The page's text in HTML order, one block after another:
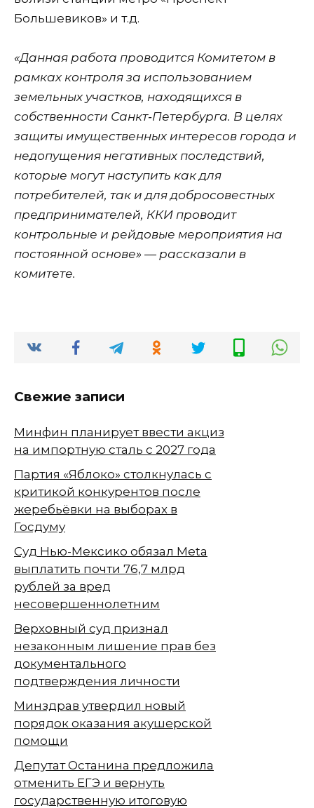
Большевиков» и т.д.
«Данная работа проводится Комитетом в
рамках контроля за использованием
земельных участков, находящихся в
собственности Санкт‑Петербурга. В целях
защиты имущественных интересов города и
недопущения негативных последствий,
которые могут наступить как для
потребителей, так и для добросовестных
предпринимателей, ККИ проводит
контрольные и рейдовые мероприятия на
постоянной основе» — рассказали в
комитете.
Свежие записи
Минфин планирует ввести акциз
на импортную сталь с 2027 года
Партия «Яблоко» столкнулась с
критикой конкурентов после
жеребьёвки на выборах в
Госдуму
Суд Нью-Мексико обязал Meta
выплатить почти 76,7 млрд
рублей за вред
несовершеннолетним
Верховный суд признал
незаконным лишение прав без
документального
подтверждения личности
Минздрав утвердил новый
порядок оказания акушерской
помощи
Депутат Останина предложила
отменить ЕГЭ и вернуть
государственную итоговую